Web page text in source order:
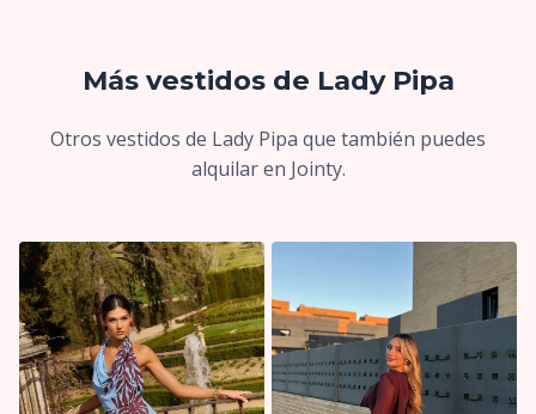
Más vestidos de Lady Pipa
Otros vestidos de Lady Pipa que también puedes
alquilar en Jointy.